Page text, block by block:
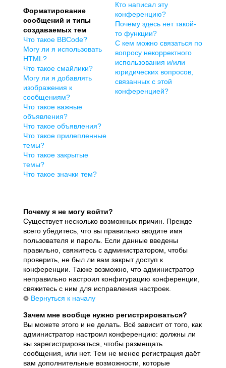
Форматирование
сообщений и типы
создаваемых тем
Что такое BBCode?
Могу ли я использовать
HTML?
Что такое смайлики?
Могу ли я добавлять
изображения к
сообщениям?
Что такое важные
объявления?
Что такое объявления?
Что такое прилепленные
темы?
Что такое закрытые
темы?
Что такое значки тем?
Кто написал эту
конференцию?
Почему здесь нет такой-
то функции?
С кем можно связаться по
вопросу некорректного
использования и/или
юридических вопросов,
связанных с этой
конференцией?
Почему я не могу войти?
Существует несколько возможных причин. Прежде
всего убедитесь, что вы правильно вводите имя
пользователя и пароль. Если данные введены
правильно, свяжитесь с администратором, чтобы
проверить, не был ли вам закрыт доступ к
конференции. Также возможно, что администратор
неправильно настроил конфигурацию конференции,
свяжитесь с ним для исправления настроек.
Вернуться к началу
Зачем мне вообще нужно регистрироваться?
Вы можете этого и не делать. Всё зависит от того, как
администратор настроил конференцию: должны ли
вы зарегистрироваться, чтобы размещать
сообщения, или нет. Тем не менее регистрация даёт
вам дополнительные возможности, которые